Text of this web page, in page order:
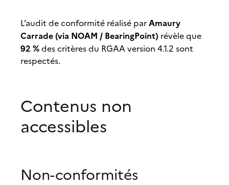
L’audit de conformité réalisé par Amaury
Carrade (via NOAM / BearingPoint) révèle que
92 % des critères du RGAA version 4.1.2 sont
respectés.
Contenus non
accessibles
Non-conformités